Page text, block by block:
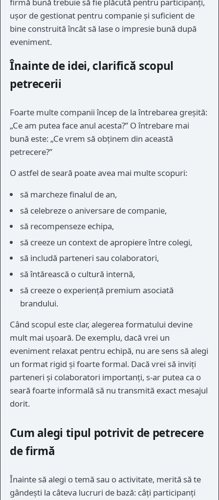
ușor de gestionat pentru companie și suficient de
bine construită încât să lase o impresie bună după
eveniment.
Înainte de idei, clarifică scopul
petrecerii
Foarte multe companii încep de la întrebarea greșită:
„Ce am putea face anul acesta?” O întrebare mai
bună este: „Ce vrem să obținem din această
petrecere?”
O astfel de seară poate avea mai multe scopuri:
să marcheze finalul de an,
să celebreze o aniversare de companie,
să recompenseze echipa,
să creeze un context de apropiere între colegi,
să includă parteneri sau colaboratori,
să întărească o cultură internă,
să creeze o experiență premium asociată
brandului.
Când scopul este clar, alegerea formatului devine
mult mai ușoară. De exemplu, dacă vrei un
eveniment relaxat pentru echipă, nu are sens să alegi
un format rigid și foarte formal. Dacă vrei să inviți
parteneri și colaboratori importanți, s-ar putea ca o
seară foarte informală să nu transmită exact mesajul
dorit.
Cum alegi tipul potrivit de petrecere
de firmă
Înainte să alegi o temă sau o activitate, merită să te
gândești la câteva lucruri de bază: câți participanți